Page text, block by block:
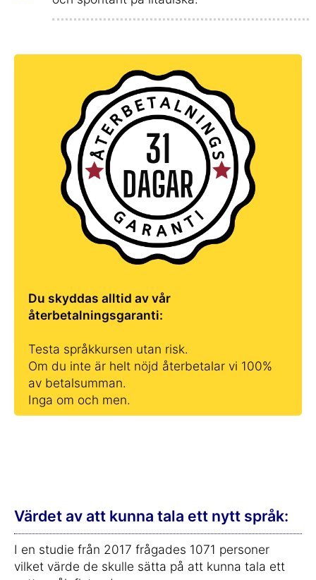
Du skyddas alltid av vår
återbetalningsgaranti:
Testa språkkursen utan risk.
Om du inte är helt nöjd återbetalar vi 100%
av betalsumman.
Inga om och men.
Värdet av att kunna tala ett nytt språk:
I en studie från 2017 frågades 1071 personer
vilket värde de skulle sätta på att kunna tala ett